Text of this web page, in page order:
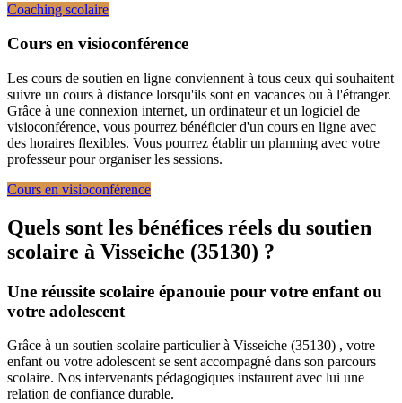
Coaching scolaire
Cours en visioconférence
Les cours de soutien en ligne conviennent à tous ceux qui souhaitent
suivre un cours à distance lorsqu'ils sont en vacances ou à l'étranger.
Grâce à une connexion internet, un ordinateur et un logiciel de
visioconférence, vous pourrez bénéficier d'un cours en ligne avec
des horaires flexibles. Vous pourrez établir un planning avec votre
professeur pour organiser les sessions.
Cours en visioconférence
Quels sont les bénéfices réels du soutien
scolaire à Visseiche (35130) ?
Une réussite scolaire épanouie pour votre enfant ou
votre adolescent
Grâce à un soutien scolaire particulier à Visseiche (35130) , votre
enfant ou votre adolescent se sent accompagné dans son parcours
scolaire. Nos intervenants pédagogiques instaurent avec lui une
relation de confiance durable.